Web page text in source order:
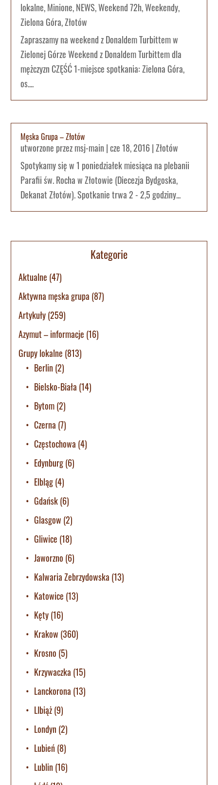
lokalne,Minione,NEWS,Weekend 72h,Weekendy,
Zielona Góra,Złotów
Zapraszamy na weekend z Donaldem Turbittem w
Zielonej Górze Weekend z Donaldem Turbittem dla
mężczyzn CZĘŚĆ 1-miejsce spotkania: Zielona Góra,
os....
Męska Grupa – Złotów
utworzone przezmsj-main |cze 18, 2016|Złotów
Spotykamy się w 1 poniedziałek miesiąca na plebanii
Parafii św. Rocha w Złotowie (Diecezja Bydgoska,
Dekanat Złotów). Spotkanie trwa 2 - 2,5 godziny...
Kategorie
Aktualne (47)
Aktywna męska grupa (87)
Artykuły(259)
Azymut – informacje (16)
Grupy lokalne (813)
Berlin (2)
Bielsko-Biała (14)
Bytom(2)
Czerna (7)
Częstochowa (4)
Edynburg(6)
Elbląg(4)
Gdańsk(6)
Glasgow (2)
Gliwice (18)
Jaworzno (6)
Kalwaria Zebrzydowska (13)
Katowice (13)
Kęty(16)
Krakow (360)
Krosno (5)
Krzywaczka (15)
Lanckorona (13)
LIbiąż(9)
Londyn (2)
Lubień (8)
Lublin (16)